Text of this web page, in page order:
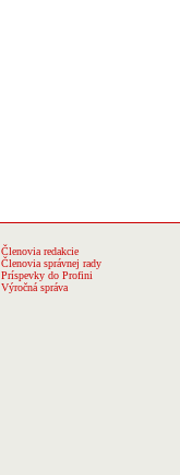
Členovia redakcie
Členovia správnej rady
Príspevky do Profini
Výročná správa